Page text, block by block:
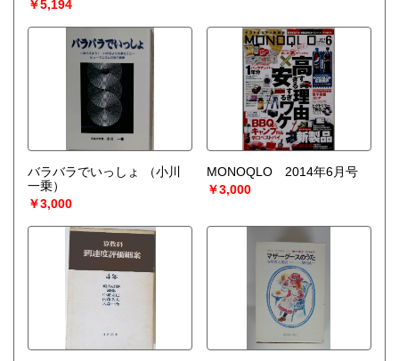
￥5,194
バラバラでいっしょ
（小川
一乗）
￥3,000
MONOQLO 2014年6月号
￥3,000